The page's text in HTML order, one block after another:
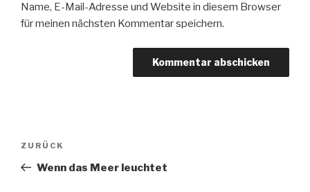
Name, E-Mail-Adresse und Website in diesem Browser
für meinen nächsten Kommentar speichern.
Beitragsnavigation
Vorheriger
Beitrag
ZURÜCK
Wenn das Meer leuchtet